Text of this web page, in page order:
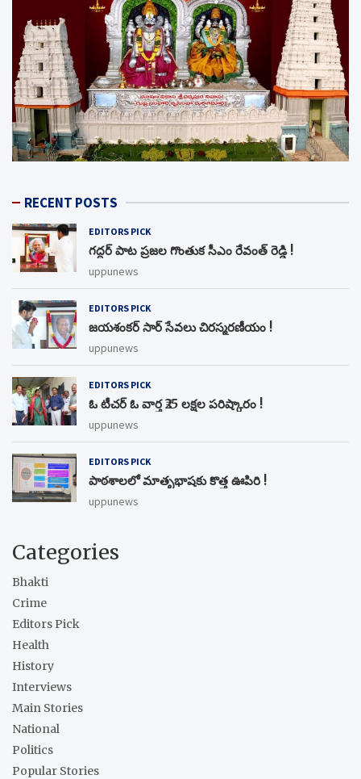
RECENT POSTS
EDITORS PICK
గద్దర్ పాట ప్రజల గొంతుక సీఎం రేవంత్ రెడ్డి !
uppunews
EDITORS PICK
జయశంకర్ సార్ సేవలు చిరస్మరణీయం !
uppunews
EDITORS PICK
ఓ టీచర్ ఓ వార్త ₹25 లక్షల పరిష్కారం !
uppunews
EDITORS PICK
పాఠశాలలో మాతృభాషకు కొత్త ఊపిరి !
uppunews
Categories
Bhakti
Crime
Editors Pick
Health
History
Interviews
Main Stories
National
Politics
Popular Stories